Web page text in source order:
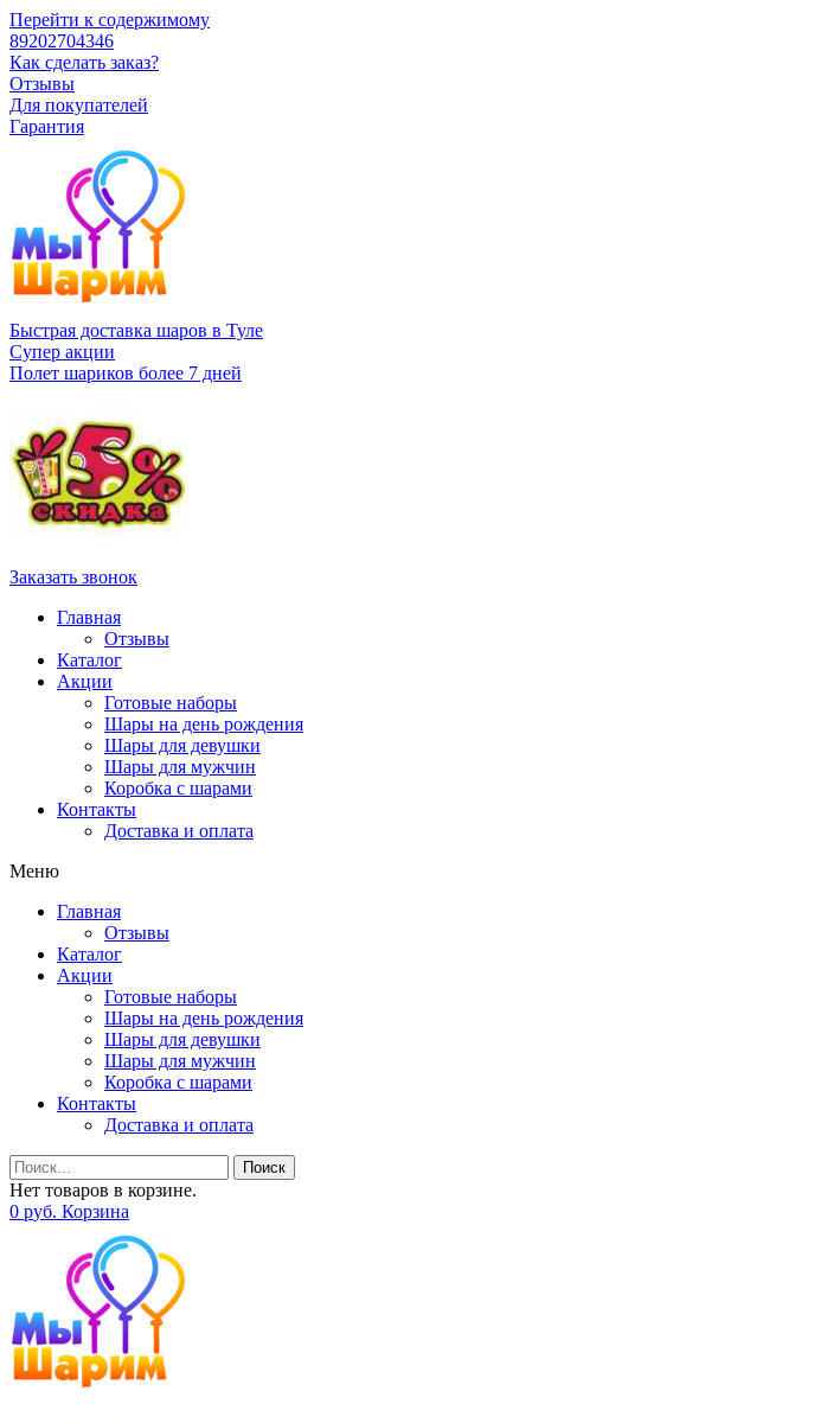
Перейти к содержимому
89202704346
Как сделать заказ?
Отзывы
Для покупателей
Гарантия
Быстрая доставка шаров в Туле
Супер акции
Полет шариков более 7 дней
Заказать звонок
Главная
Отзывы
Каталог
Акции
Готовые наборы
Шары на день рождения
Шары для девушки
Шары для мужчин
Коробка с шарами
Контакты
Доставка и оплата
Меню
Главная
Отзывы
Каталог
Акции
Готовые наборы
Шары на день рождения
Шары для девушки
Шары для мужчин
Коробка с шарами
Контакты
Доставка и оплата
Поиск
Нет товаров в корзине.
0 руб. Корзина